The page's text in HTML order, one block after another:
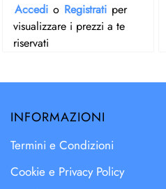
Accedi o Registrati per
visualizzare i prezzi a te
riservati
INFORMAZIONI
Termini e Condizioni
Cookie e Privacy Policy